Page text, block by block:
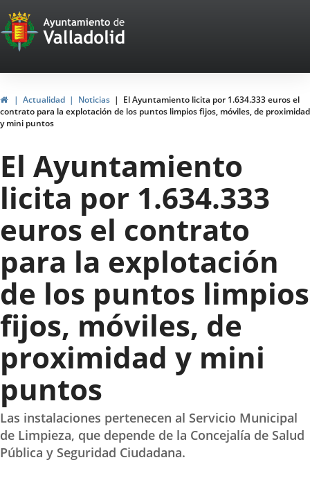
Portal
Web
del
Ayuntamiento
de
Valladolid
InicioActualidad Noticias
El Ayuntamiento licita por 1.634.333 euros el
contrato para la explotación de los puntos limpios fijos, móviles, de proximidad
y mini puntos
El Ayuntamiento
licita por 1.634.333
euros el contrato
para la explotación
de los puntos limpios
fijos, móviles, de
proximidad y mini
puntos
Las instalaciones pertenecen al Servicio Municipal
de Limpieza, que depende de la Concejalía de Salud
Pública y Seguridad Ciudadana.